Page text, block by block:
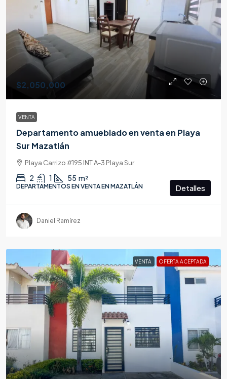
$2,050,000
VENTA
Departamento amueblado en venta en Playa
Sur Mazatlán
Playa Carrizo #195 INT A-3 Playa Sur
2 1 55 m²
DEPARTAMENTOS EN VENTA EN MAZATLÁN Detalles
Daniel Ramírez
VENTA OFERTA ACEPTADA